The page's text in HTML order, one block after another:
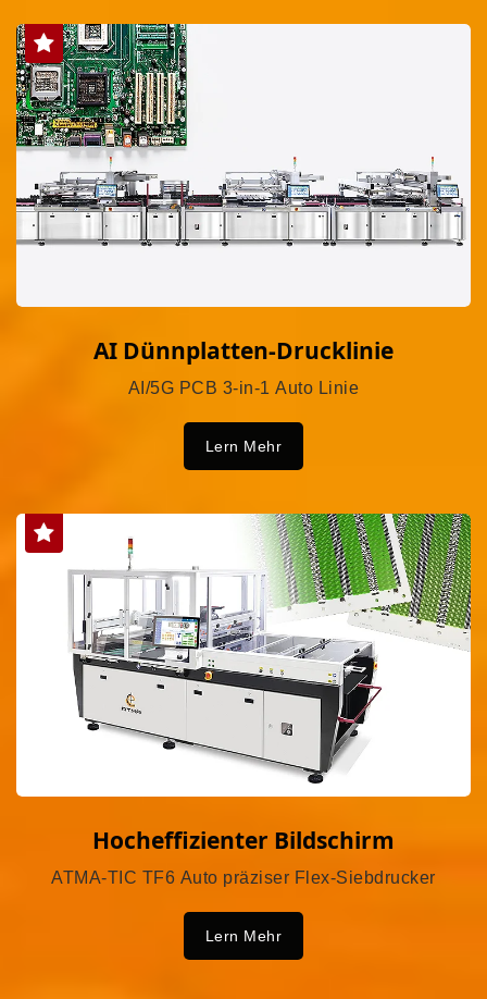
AI Dünnplatten-Drucklinie
AI/5G PCB 3-in-1 Auto Linie
Lern Mehr
Hocheffizienter Bildschirm
ATMA-TIC TF6 Auto präziser Flex-Siebdrucker
Lern Mehr